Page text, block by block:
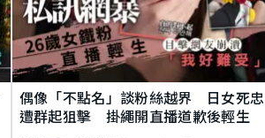
偶像「不點名」談粉絲越界 日女死忠
遭群起狙擊 掛繩開直播道歉後輕生